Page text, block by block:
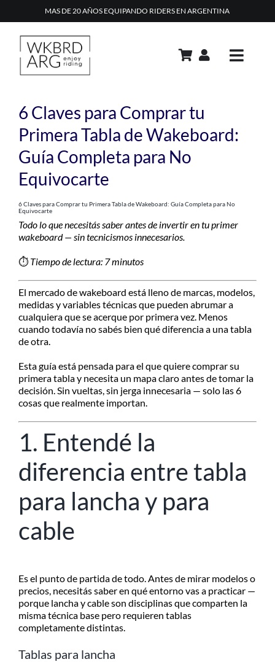
MAS DE 20 AÑOS EQUIPANDO RIDERS EN ARGENTINA
Toggle
ACADEMIA
REPAIR SHOP
RENTAL
CONTACTO
TIPS & TRICKS
SEARCH
FOR:
6 Claves para Comprar tu
Primera Tabla de Wakeboard:
Guía Completa para No
Equivocarte
6 Claves para Comprar tu Primera Tabla de Wakeboard: Guía Completa para No
Equivocarte
Todo lo que necesitás saber antes de invertir en tu primer
wakeboard — sin tecnicismos innecesarios.
⏱ Tiempo de lectura: 7 minutos
El mercado de wakeboard está lleno de marcas, modelos,
medidas y variables técnicas que pueden abrumar a
cualquiera que se acerque por primera vez. Menos
cuando todavía no sabés bien qué diferencia a una tabla
de otra.
Esta guía está pensada para el que quiere comprar su
primera tabla y necesita un mapa claro antes de tomar la
decisión. Sin vueltas, sin jerga innecesaria — solo las 6
cosas que realmente importan.
1. Entendé la
diferencia entre tabla
para lancha y para
cable
Es el punto de partida de todo. Antes de mirar modelos o
precios, necesitás saber en qué entorno vas a practicar —
porque lancha y cable son disciplinas que comparten la
misma técnica base pero requieren tablas
completamente distintas.
Tablas para lancha